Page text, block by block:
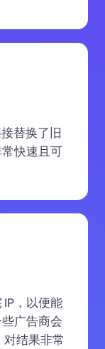
替换了旧
快速且可
，以便能
广告商会
结果非常